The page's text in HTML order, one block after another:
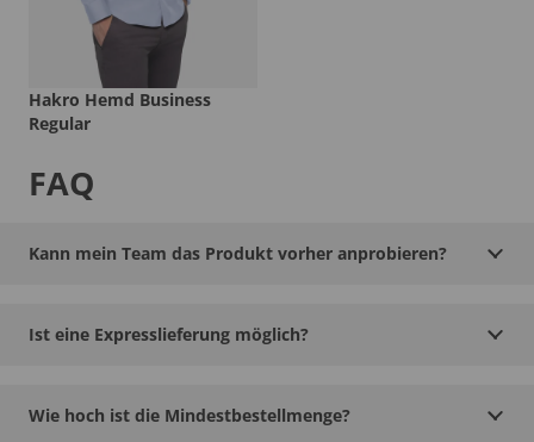
Hakro Hemd Business
Regular
FAQ
Kann mein Team das Produkt vorher anprobieren?
Ist eine Expresslieferung möglich?
Wie hoch ist die Mindestbestellmenge?